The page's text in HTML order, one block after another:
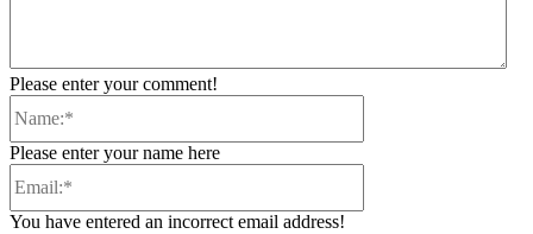
Please enter your comment!
Please enter your name here
You have entered an incorrect email address!